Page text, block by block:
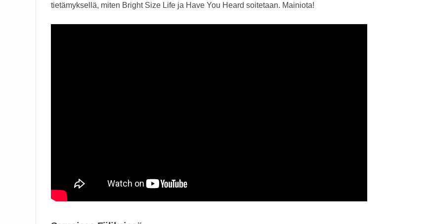
tietämyksellä, miten Bright Size Life ja Have You Heard soitetaan. Mainiota!